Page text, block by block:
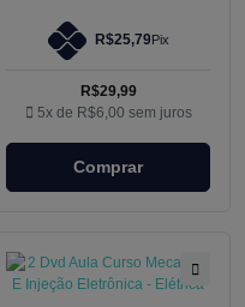
R$25,79Pix
R$29,99
5x de R$6,00 sem juros
Comprar